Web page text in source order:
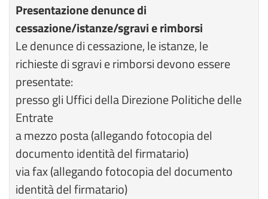
Presentazione denunce di
cessazione/istanze/sgravi e rimborsi
Le denunce di cessazione, le istanze, le
richieste di sgravi e rimborsi devono essere
presentate:
presso gli Uffici della Direzione Politiche delle
Entrate
a mezzo posta (allegando fotocopia del
documento identità del firmatario)
via fax (allegando fotocopia del documento
identità del firmatario)